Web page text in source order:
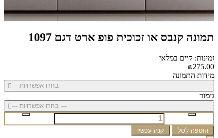
תמונה קנבס או זכוכית פופ ארט דגם 1097
זמינות: קיים במלאי
₪275.00
מידות התמונה
--- בחרו אפשרויות ---
גימור
--- בחרו אפשרויות ---
הוספה לסל קנה עכשיו